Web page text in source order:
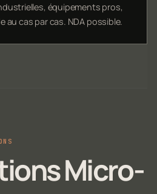
équipements pros,
au cas par cas. NDA possible.
Micro-